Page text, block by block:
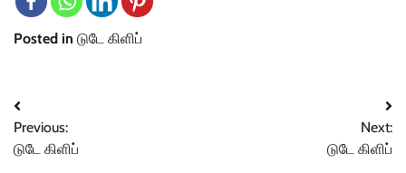
Posted in டுடே கிளிப்
Post
navigation
Previous:
டுடே கிளிப்
Next:
டுடே கிளிப்